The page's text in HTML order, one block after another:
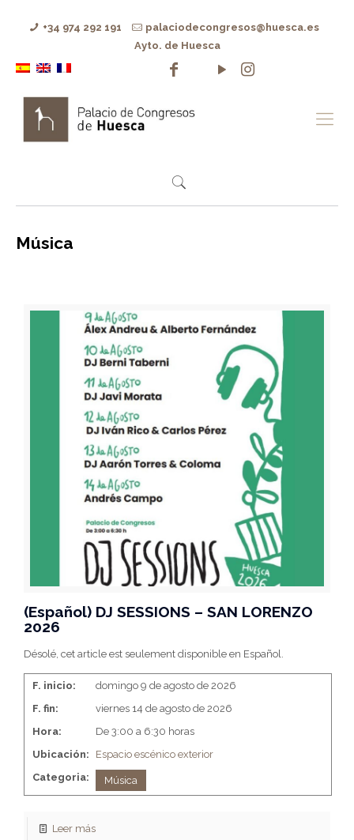
+34 974 292 191
palaciodecongresos@huesca.es
Ayto. de Huesca
Música
(Español) DJ SESSIONS – SAN LORENZO
2026
Désolé, cet article est seulement disponible en Español.
F. inicio:
domingo 9 de agosto de 2026
F. fin:
viernes 14 de agosto de 2026
Hora:
De 3:00 a 6:30 horas
Ubicación:
Espacio escénico exterior
Categoria:
Música
Leer más